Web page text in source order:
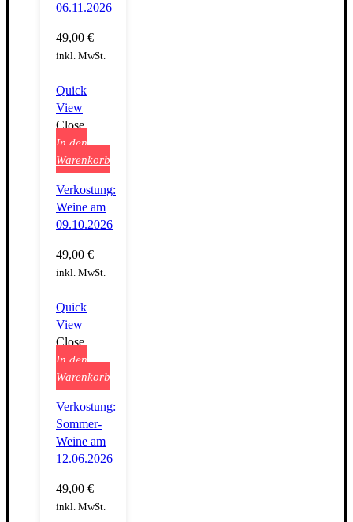
06.11.2026
49,00 €
inkl. MwSt.
Quick
View
Close
In den
Warenkorb
Verkostung:
Weine am
09.10.2026
49,00 €
inkl. MwSt.
Quick
View
Close
In den
Warenkorb
Verkostung:
Sommer-
Weine am
12.06.2026
49,00 €
inkl. MwSt.